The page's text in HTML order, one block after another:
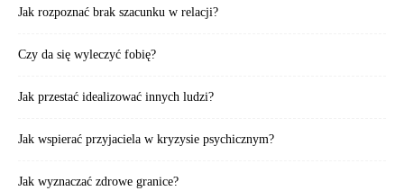
Jak rozpoznać brak szacunku w relacji?
Czy da się wyleczyć fobię?
Jak przestać idealizować innych ludzi?
Jak wspierać przyjaciela w kryzysie psychicznym?
Jak wyznaczać zdrowe granice?